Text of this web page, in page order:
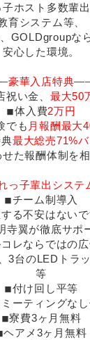
子ホスト多数輩
育システム等、
GOLDgroupな
安心した環境。
華入店特典
祝い金、 最大50
◾︎体入費2万円
でも 月報酬最大
最大総売71%
た報酬体制を相
子輩出シス
◾︎チーム制導入
する不安はないで
寺翼が徹底サポ
コレならではの
3台のLEDトラ
等
◾︎付け回し平等
ミーティングな
◾︎寮費3ヶ月無料
ヘアメ3ヶ月無料